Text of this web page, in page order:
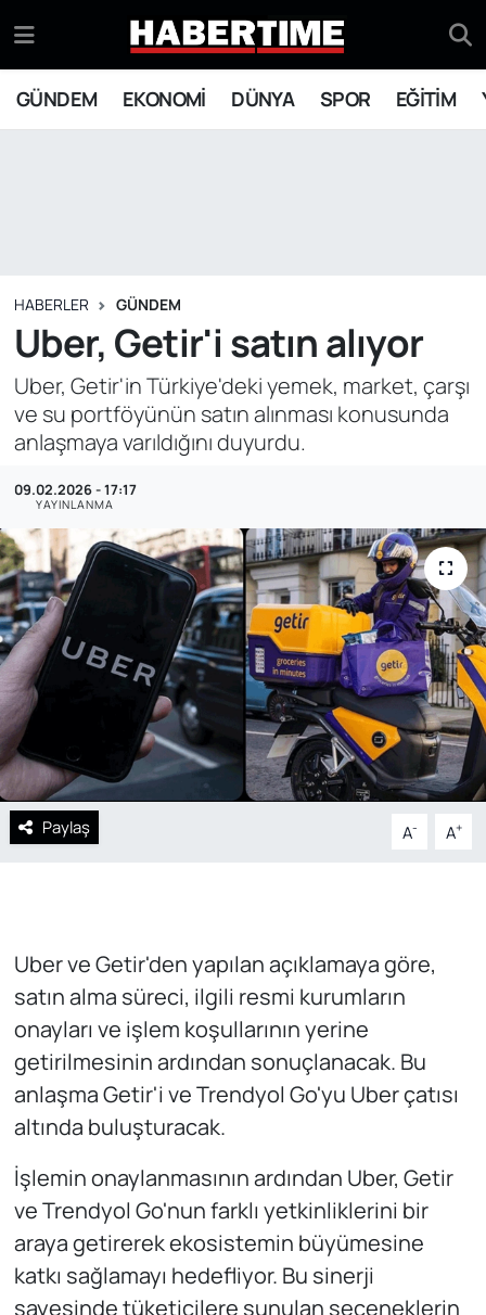
GÜNDEM EKONOMİ DÜNYA SPOR EĞİTİM
HABERLER GÜNDEM
Uber, Getir'i satın alıyor
Uber, Getir'in Türkiye'deki yemek, market, çarşı
ve su portföyünün satın alınması konusunda
anlaşmaya varıldığını duyurdu.
09.02.2026 - 17:17
YAYINLANMA
Paylaş A- A+
Uber ve Getir'den yapılan açıklamaya göre,
satın alma süreci, ilgili resmi kurumların
onayları ve işlem koşullarının yerine
getirilmesinin ardından sonuçlanacak. Bu
anlaşma Getir'i ve Trendyol Go'yu Uber çatısı
altında buluşturacak.
İşlemin onaylanmasının ardından Uber, Getir
ve Trendyol Go'nun farklı yetkinliklerini bir
araya getirerek ekosistemin büyümesine
katkı sağlamayı hedefliyor. Bu sinerji
sayesinde tüketicilere sunulan seçeneklerin
EKONOMİ
EĞİTİM
YAŞAM
SİYASET
SAĞLIK
Eskişehir Nöbetçi Eczaneler
Eskişehir Hava Durumu
Süper Lig Puan Durumu ve Fikstür
Tüm Manşetler
Son Dakika Haberleri